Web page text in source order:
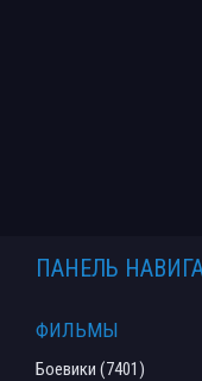
ПАНЕЛЬ
ФИЛЬМЫ
Боевики (7401)